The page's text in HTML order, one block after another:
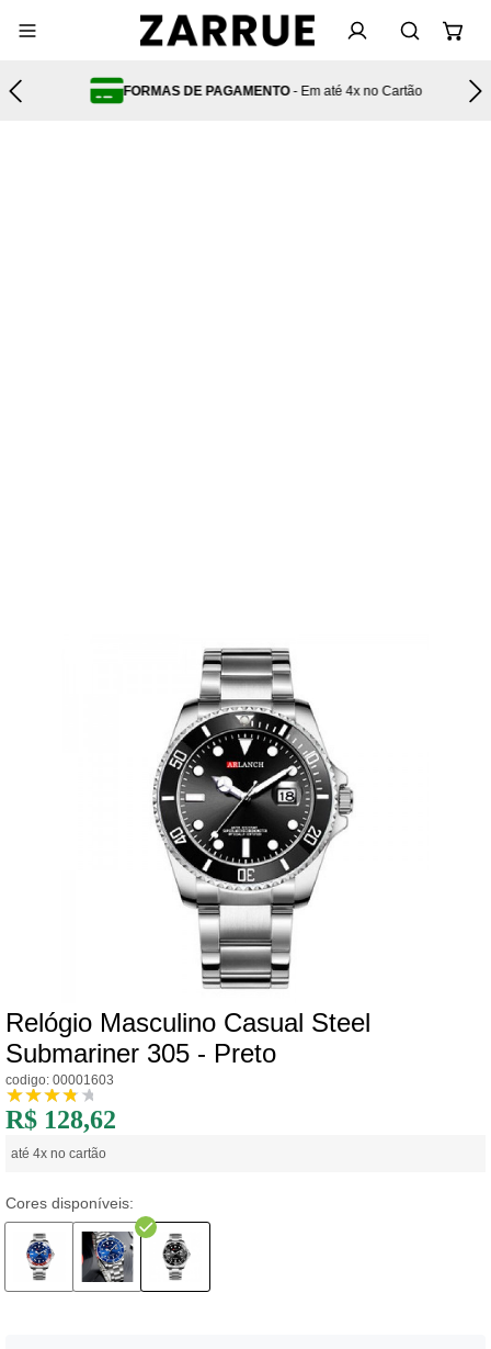
FORMAS DE PAGAMENTO- Em até 4x no Cartão
Relógio Masculino Casual Steel
Submariner 305 - Preto
codigo: 00001603
R$ 128,62
até 4x no cartão
Cores disponíveis: